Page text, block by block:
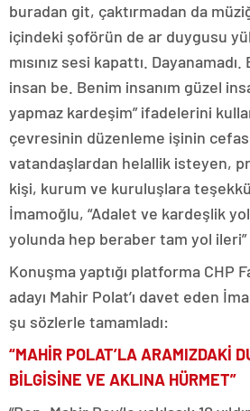
buradan git, çaktırmadan da
içindeki şoförün de ar duygusu
mısınız sesi kapattı.
insan be. Benim insanım güzel
yapmaz kardeşim” ifadelerini
çevresinin düzenleme işinin
vatandaşlardan helallik isteyen,
kişi, kurum ve kuruluşlara
İmamoğlu, “Adalet ve kardeşlik
yolunda hep beraber tam yol ileri”
Konuşma yaptığı platforma CHP
adayı Mahir Polat’ı davet eden
şu sözlerle tamamladı:
“MAHİR POLAT’LA ARAMIZDAKİ
BİLGİSİNE VE AKLINA HÜRMET”